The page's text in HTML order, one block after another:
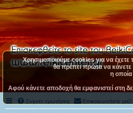
Συχνές ερωτήσεις Επικοινωνήστε μαζί
Χρησιμοποιούμε cookies για να έχετε
θα πρέπει πρώτα να
η οποία
Αφού κάνετε αποδοχή θα εμφανιστεί στη